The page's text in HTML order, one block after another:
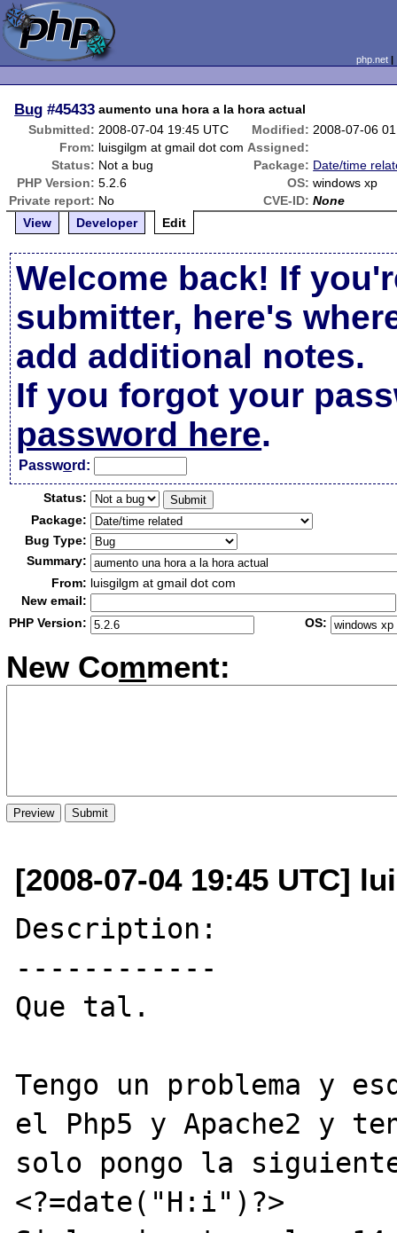
php.net
Bug #45433 aumento una hora a la hora actual
Submitted: 2008-07-04 19:45 UTC Modified: 2008-07-06
From: luisgilgm at gmail dot com Assigned:
Status: Not a bug Package: Date/time
PHP Version: 5.2.6 OS: windows xp
Private report: No CVE-ID: None
View
Developer Edit
Welcome back! If
submitter, here's
add additional notes.
If you forgot your
password here.
Password:
Status:
Package:
Bug Type:
Summary:
From: luisgilgm at gmail dot com
New email:
PHP Version:
OS:
New Comment:
[2008-07-04 19:45 UTC]
Description:
------------
Que tal.
Tengo un problema y
el Php5 y Apache2 y
solo pongo la
<?=date("H:i")?>